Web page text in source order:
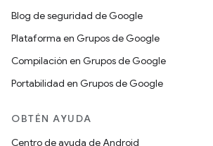
Blog de seguridad de Google
Plataforma en Grupos de Google
Compilación en Grupos de Google
Portabilidad en Grupos de Google
OBTÉN AYUDA
Centro de ayuda de Android